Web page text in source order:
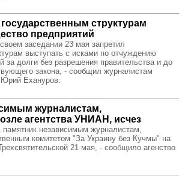
структурам
предприятий
заседании 23 мая запретил
выступать с исками по отчуждению
за долги без разрешения правительства и до
закона, - сообщил журналистам
Ехануров.
журналистам,
агентства УНИАН, исчез
независимым журналистам,
комитетом "За Украину без Кучмы" на
21 мая, - сообщило агенство